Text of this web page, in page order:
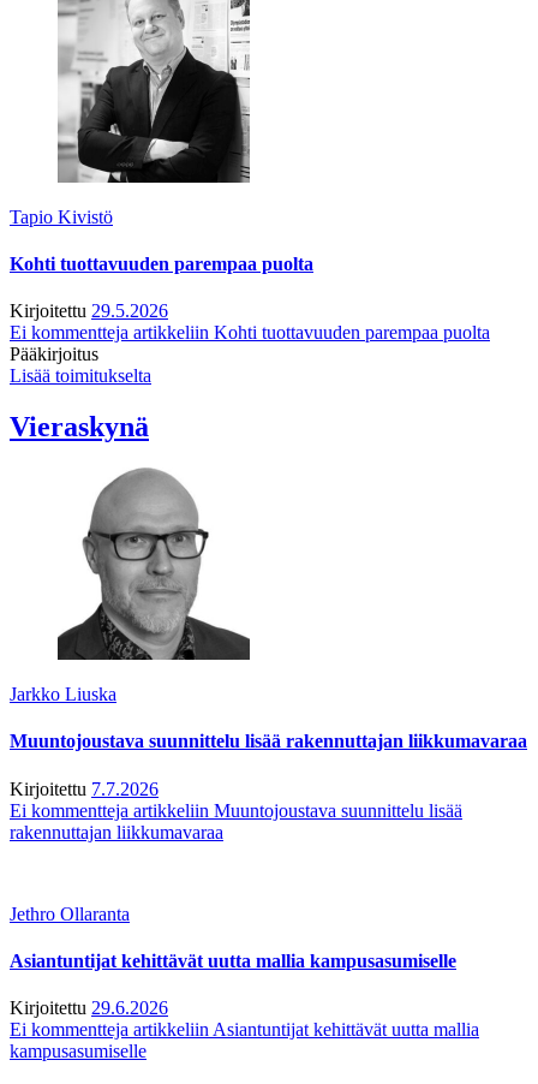
Tapio Kivistö
Kohti tuottavuuden parempaa puolta
Kirjoitettu 29.5.2026
Ei kommentteja artikkeliin Kohti tuottavuuden parempaa puolta
Pääkirjoitus
Lisää toimitukselta
Vieraskynä
Jarkko Liuska
Muuntojoustava suunnittelu lisää rakennuttajan liikkumavaraa
Kirjoitettu 7.7.2026
Ei kommentteja artikkeliin Muuntojoustava suunnittelu lisää
rakennuttajan liikkumavaraa
Jethro Ollaranta
Asiantuntijat kehittävät uutta mallia kampusasumiselle
Kirjoitettu 29.6.2026
Ei kommentteja artikkeliin Asiantuntijat kehittävät uutta mallia
kampusasumiselle